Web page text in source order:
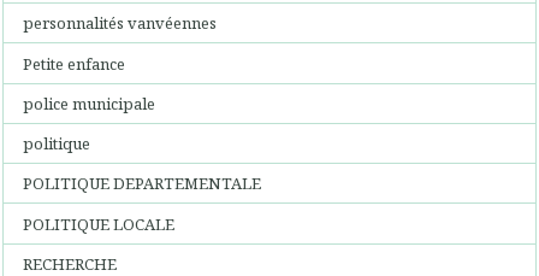
personnalités vanvéennes
Petite enfance
police municipale
politique
POLITIQUE DEPARTEMENTALE
POLITIQUE LOCALE
RECHERCHE